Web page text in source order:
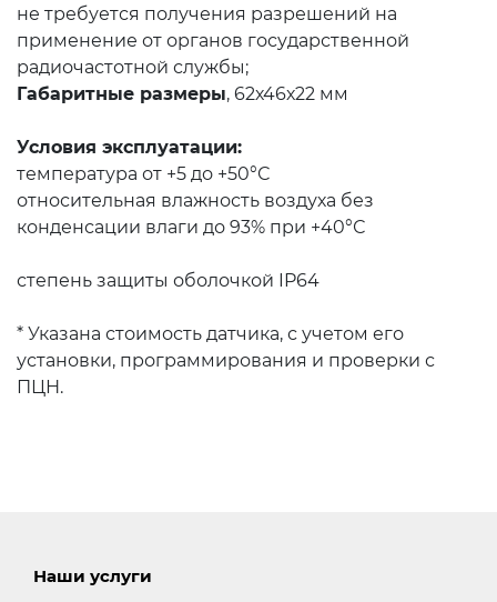
не требуется получения разрешений на
применение от органов государственной
радиочастотной службы;
Габаритные размеры, 62х46х22 мм
Условия эксплуатации:
температура от +5 до +50°С
относительная влажность воздуха без
конденсации влаги до 93% при +40°С
степень защиты оболочкой IP64
* Указана стоимость датчика, с учетом его
установки, программирования и проверки с
ПЦН.
Наши услуги